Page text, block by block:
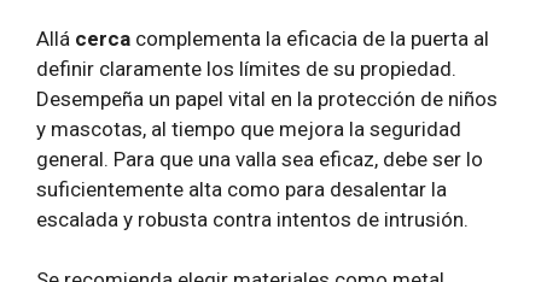
Allá cerca complementa la eficacia de la puerta al
definir claramente los límites de su propiedad.
Desempeña un papel vital en la protección de niños
y mascotas, al tiempo que mejora la seguridad
general. Para que una valla sea eficaz, debe ser lo
suficientemente alta como para desalentar la
escalada y robusta contra intentos de intrusión.